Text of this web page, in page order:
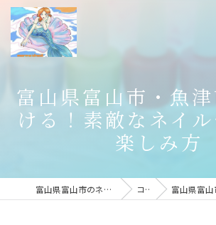
富山県富山市・魚
ける！素敵なネイ
楽しみ方
富山県富山市のネイルならmermaid nail コラム 富山県富山市・魚津市